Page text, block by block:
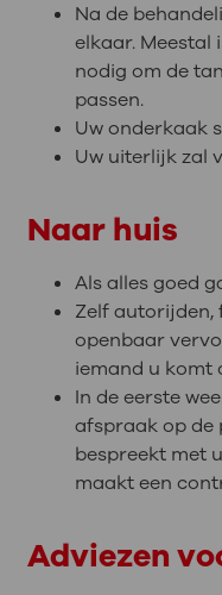
Na de
elkaar. Meestal
nodig om de
passen.
Uw onderkaak
Uw uiterlijk zal
Naar huis
Als alles goed
Zelf autorijden,
openbaar
iemand u komt
In de eerste
afspraak op de
bespreekt met
maakt een
Adviezen